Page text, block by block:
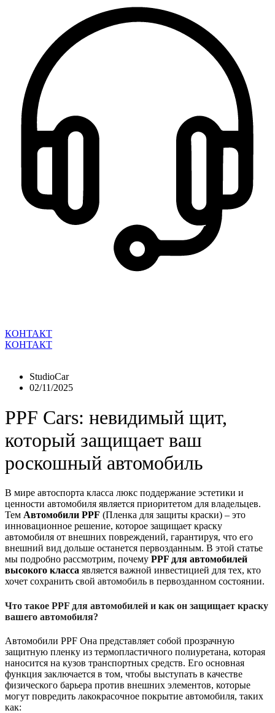
КОНТАКТ
КОНТАКТ
StudioCar
02/11/2025
PPF Cars: невидимый щит,
который защищает ваш
роскошный автомобиль
В мире автоспорта класса люкс поддержание эстетики и
ценности автомобиля является приоритетом для владельцев.
Тем Автомобили PPF (Пленка для защиты краски) – это
инновационное решение, которое защищает краску
автомобиля от внешних повреждений, гарантируя, что его
внешний вид дольше останется первозданным. В этой статье
мы подробно рассмотрим, почему PPF для автомобилей
высокого класса является важной инвестицией для тех, кто
хочет сохранить свой автомобиль в первозданном состоянии.
Что такое PPF для автомобилей и как он защищает краску
вашего автомобиля?
Автомобили PPF Она представляет собой прозрачную
защитную пленку из термопластичного полиуретана, которая
наносится на кузов транспортных средств. Его основная
функция заключается в том, чтобы выступать в качестве
физического барьера против внешних элементов, которые
могут повредить лакокрасочное покрытие автомобиля, таких
как: